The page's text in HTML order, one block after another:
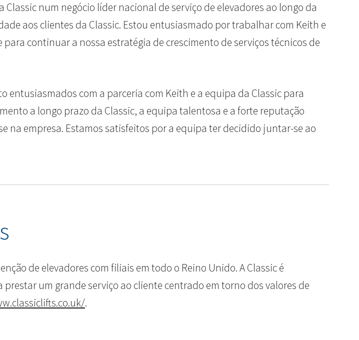
num negócio líder nacional de serviço de elevadores ao longo da
aos clientes da Classic. Estou entusiasmado por trabalhar com Keith e
continuar a nossa estratégia de crescimento de serviços técnicos de
entusiasmados com a parceria com Keith e a equipa da Classic para
a longo prazo da Classic, a equipa talentosa e a forte reputação
na empresa. Estamos satisfeitos por a equipa ter decidido juntar-se ao
de elevadores com filiais em todo o Reino Unido. A Classic é
um grande serviço ao cliente centrado em torno dos valores de
.